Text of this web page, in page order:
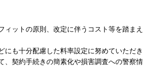
ィットの原則、改定に伴うコスト等を踏まえ
にも十分配慮した料率設定に努めていただき
、契約手続きの簡素化や損害調査への警察情